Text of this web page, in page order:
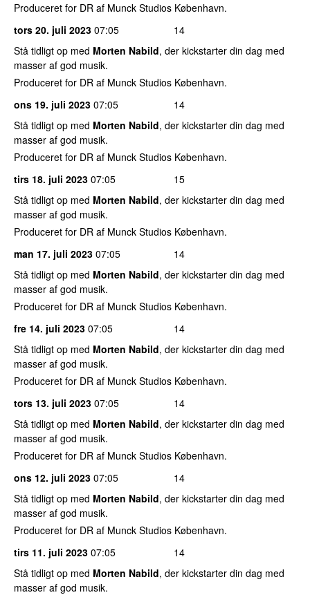
Produceret for DR af Munck Studios København.
tors 20. juli 2023 07:05
14
Stå tidligt op med Morten Nabild, der kickstarter din dag med
masser af god musik.
Produceret for DR af Munck Studios København.
ons 19. juli 2023 07:05
14
Stå tidligt op med Morten Nabild, der kickstarter din dag med
masser af god musik.
Produceret for DR af Munck Studios København.
tirs 18. juli 2023 07:05
15
Stå tidligt op med Morten Nabild, der kickstarter din dag med
masser af god musik.
Produceret for DR af Munck Studios København.
man 17. juli 2023 07:05
14
Stå tidligt op med Morten Nabild, der kickstarter din dag med
masser af god musik.
Produceret for DR af Munck Studios København.
fre 14. juli 2023 07:05
14
Stå tidligt op med Morten Nabild, der kickstarter din dag med
masser af god musik.
Produceret for DR af Munck Studios København.
tors 13. juli 2023 07:05
14
Stå tidligt op med Morten Nabild, der kickstarter din dag med
masser af god musik.
Produceret for DR af Munck Studios København.
ons 12. juli 2023 07:05
14
Stå tidligt op med Morten Nabild, der kickstarter din dag med
masser af god musik.
Produceret for DR af Munck Studios København.
tirs 11. juli 2023 07:05
14
Stå tidligt op med Morten Nabild, der kickstarter din dag med
masser af god musik.